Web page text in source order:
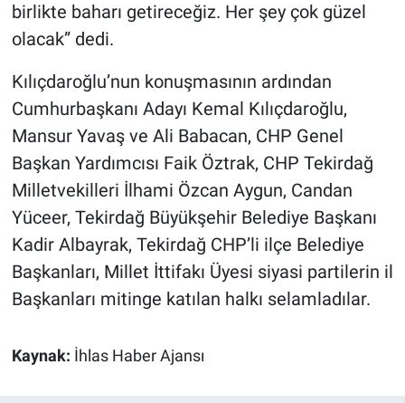
birlikte baharı getireceğiz. Her şey çok güzel
olacak” dedi.
Kılıçdaroğlu’nun konuşmasının ardından
Cumhurbaşkanı Adayı Kemal Kılıçdaroğlu,
Mansur Yavaş ve Ali Babacan, CHP Genel
Başkan Yardımcısı Faik Öztrak, CHP Tekirdağ
Milletvekilleri İlhami Özcan Aygun, Candan
Yüceer, Tekirdağ Büyükşehir Belediye Başkanı
Kadir Albayrak, Tekirdağ CHP’li ilçe Belediye
Başkanları, Millet İttifakı Üyesi siyasi partilerin il
Başkanları mitinge katılan halkı selamladılar.
Kaynak: İhlas Haber Ajansı